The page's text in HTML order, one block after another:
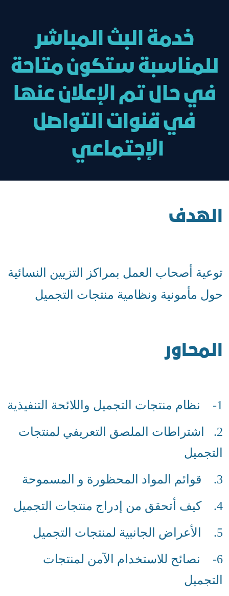
خدمة البث المباشر
للمناسبة ستكون متاحة
في حال تم الإعلان عنها
في قنوات التواصل
الإجتماعي
الهدف
توعية أصحاب العمل بمراكز التزيين النسائية
حول مأمونية ونظامية منتجات التجميل
المحاور
1- نظام منتجات التجميل واللائحة التنفيذية
2. اشتراطات الملصق التعريفي لمنتجات
التجميل
3. قوائم المواد المحظورة و المسموحة
4. كيف أتحقق من إدراج منتجات التجميل
5. الأعراض الجانبية لمنتجات التجميل
6- نصائح للاستخدام الآمن لمنتجات
التجميل